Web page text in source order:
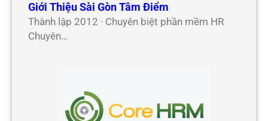
Giới Thiệu Sài Gòn Tâm Điểm
Thành lập 2012 · Chuyên biệt phần mềm HR
Chuyên…